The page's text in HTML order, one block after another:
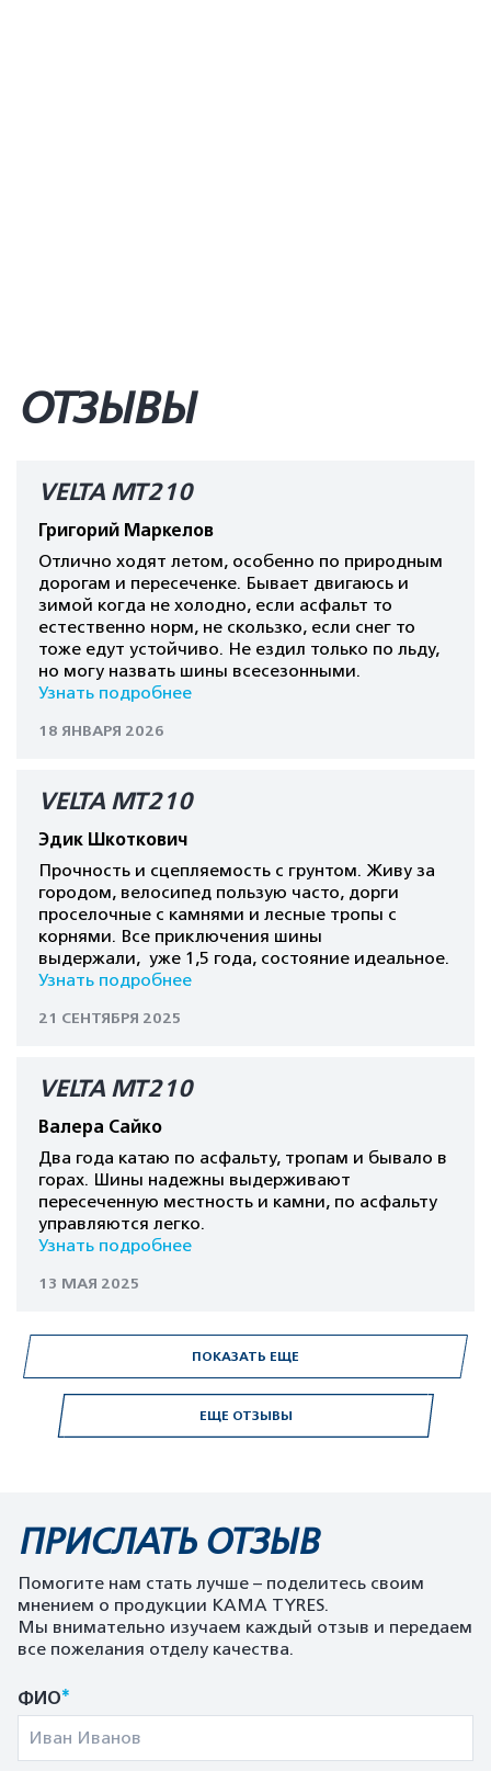
ЕЩЕ ОТЗЫВЫ
ОТЗЫВЫ
VELTA MT210
Григорий Маркелов
Отлично ходят летом, особенно по природным
дорогам и пересеченке. Бывает двигаюсь и
зимой когда не холодно, если асфальт то
естественно норм, не скользко, если снег то
тоже едут устойчиво. Не ездил только по льду,
но могу назвать шины всесезонными.
Узнать подробнее
18 ЯНВАРЯ 2026
VELTA MT210
Эдик Шкоткович
Прочность и сцепляемость с грунтом. Живу за
городом, велосипед пользую часто, дорги
проселочные с камнями и лесные тропы с
корнями. Все приключения шины
выдержали, уже 1,5 года, состояние идеальное.
Узнать подробнее
21 СЕНТЯБРЯ 2025
VELTA MT210
Валера Сайко
Два года катаю по асфальту, тропам и бывало в
горах. Шины надежны выдерживают
пересеченную местность и камни, по асфальту
управляются легко.
Узнать подробнее
13 МАЯ 2025
ПОКАЗАТЬ ЕЩЕ
ПРИСЛАТЬ ОТЗЫВ
Помогите нам стать лучше – поделитесь своим
мнением о продукции KAMA TYRES.
Мы внимательно изучаем каждый отзыв и передаем
все пожелания отделу качества.
ФИО*